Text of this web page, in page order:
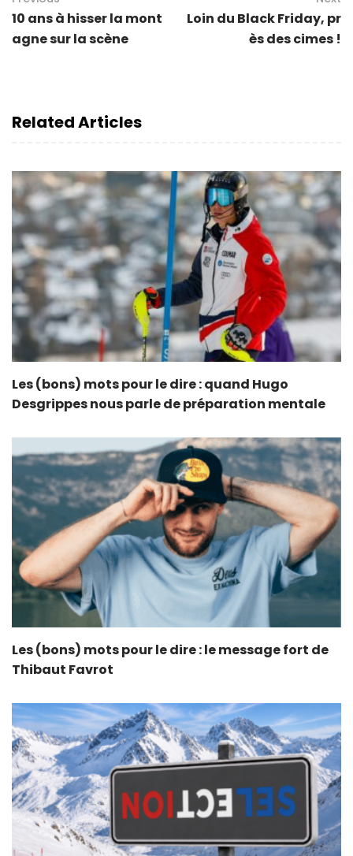
10 ans à hisser la mont
agne sur la scène
Loin du Black Friday, pr
ès des cimes !
Related Articles
Les (bons) mots pour le dire : quand Hugo
Desgrippes nous parle de préparation mentale
Les (bons) mots pour le dire : le message fort de
Thibaut Favrot